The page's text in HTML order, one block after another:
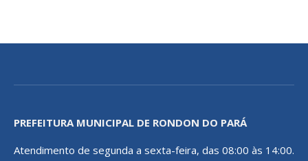
PREFEITURA MUNICIPAL DE RONDON DO PARÁ
Atendimento de segunda a sexta-feira, das 08:00 às 14:00.